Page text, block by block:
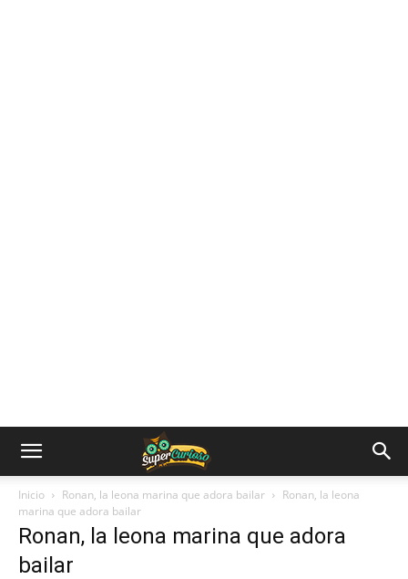
Inicio Ronan, la leona marina que adora bailar
Ronan, la leona
marina que adora bailar
Ronan, la leona marina que adora
bailar